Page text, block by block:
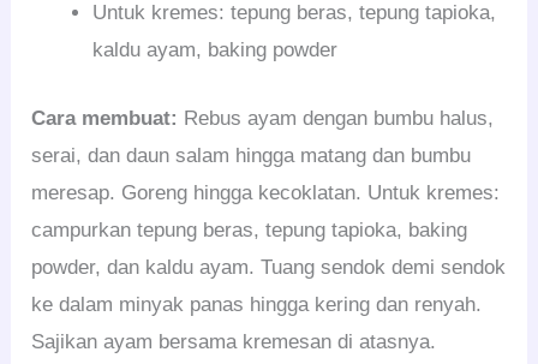
Untuk kremes: tepung beras, tepung tapioka,
kaldu ayam, baking powder
Cara membuat: Rebus ayam dengan bumbu halus,
serai, dan daun salam hingga matang dan bumbu
meresap. Goreng hingga kecoklatan. Untuk kremes:
campurkan tepung beras, tepung tapioka, baking
powder, dan kaldu ayam. Tuang sendok demi sendok
ke dalam minyak panas hingga kering dan renyah.
Sajikan ayam bersama kremesan di atasnya.